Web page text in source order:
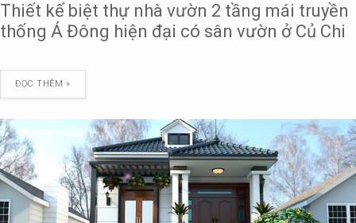
Thiết kế biệt thự nhà vườn 2 tầng mái truyền
thống Á Đông hiện đại có sân vườn ở Củ Chi
ĐỌC THÊM »